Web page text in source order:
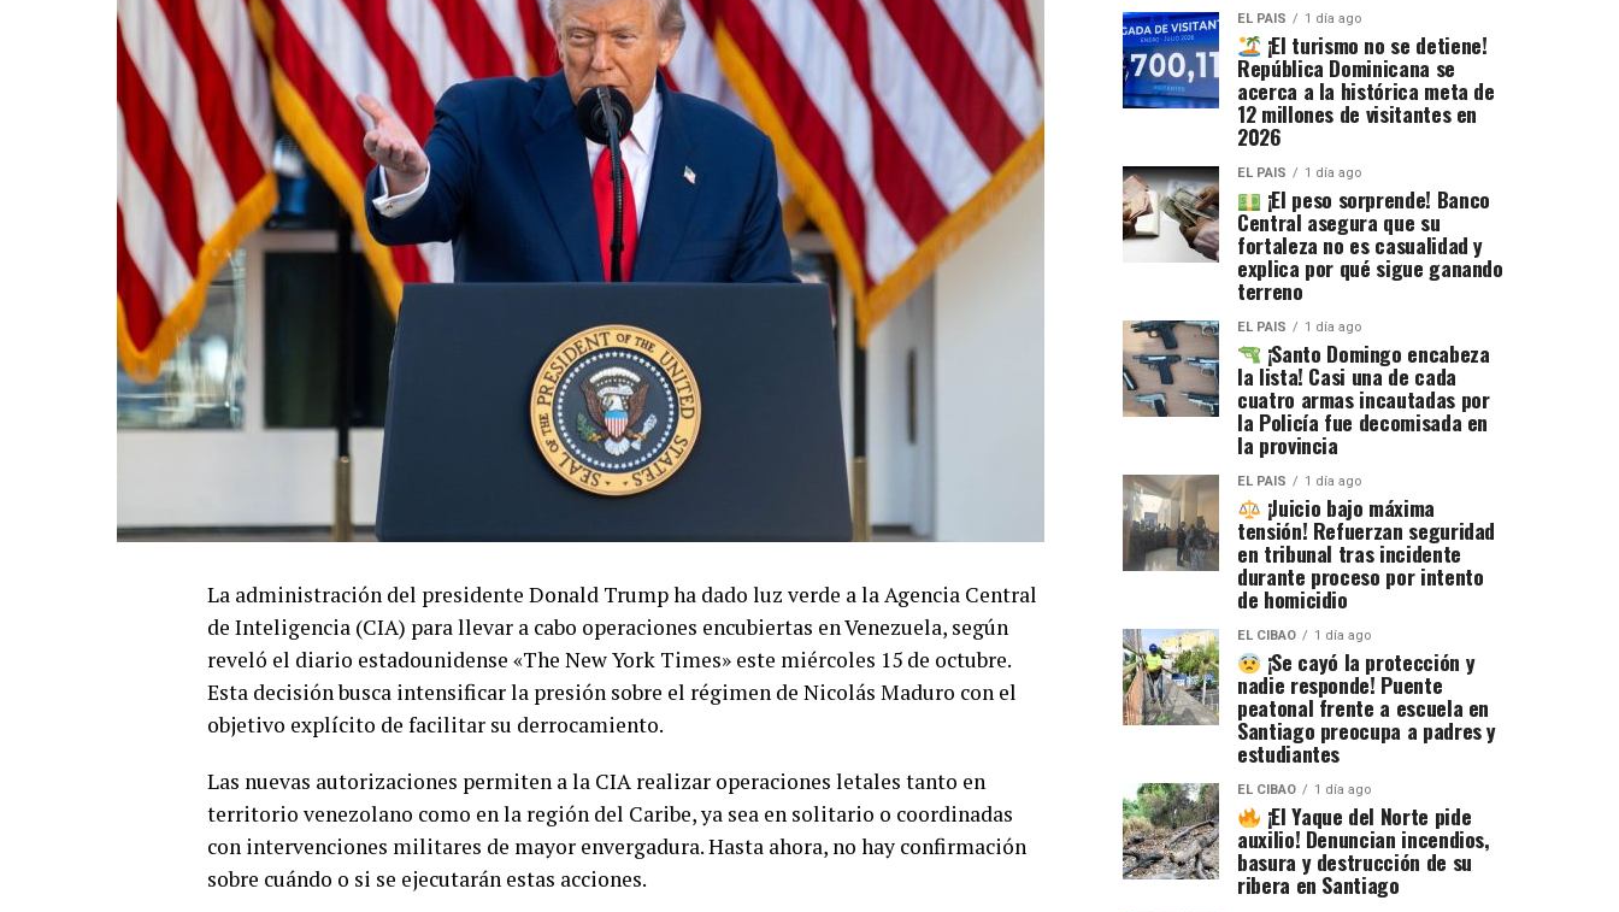
La administración del presidente Donald Trump ha dado luz verde a la Agencia Central
de Inteligencia (CIA) para llevar a cabo operaciones encubiertas en Venezuela, según
reveló el diario estadounidense «The New York Times» este miércoles 15 de octubre.
Esta decisión busca intensificar la presión sobre el régimen de Nicolás Maduro con el
objetivo explícito de facilitar su derrocamiento.
Las nuevas autorizaciones permiten a la CIA realizar operaciones letales tanto en
territorio venezolano como en la región del Caribe, ya sea en solitario o coordinadas
con intervenciones militares de mayor envergadura. Hasta ahora, no hay confirmación
sobre cuándo o si se ejecutarán estas acciones.
EL PAIS 1 día ago
¡El turismo no se detiene!
República Dominicana se
acerca a la histórica meta de
12 millones de visitantes en
2026
EL PAIS 1 día ago
¡El peso sorprende! Banco
Central asegura que su
fortaleza no es casualidad y
explica por qué sigue ganando
terreno
EL PAIS 1 día ago
¡Santo Domingo encabeza
la lista! Casi una de cada
cuatro armas incautadas por
la Policía fue decomisada en
la provincia
EL PAIS 1 día ago
¡Juicio bajo máxima
tensión! Refuerzan seguridad
en tribunal tras incidente
durante proceso por intento
de homicidio
EL CIBAO 1 día ago
¡Se cayó la protección y
nadie responde! Puente
peatonal frente a escuela en
Santiago preocupa a padres y
estudiantes
EL CIBAO 1 día ago
¡El Yaque del Norte pide
auxilio! Denuncian incendios,
basura y destrucción de su
ribera en Santiago